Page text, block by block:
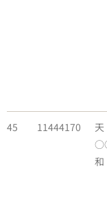
45 11444170
天
和